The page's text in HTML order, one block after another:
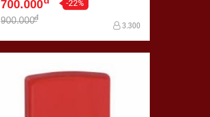
700.000 -22%
900.000đ
3.300